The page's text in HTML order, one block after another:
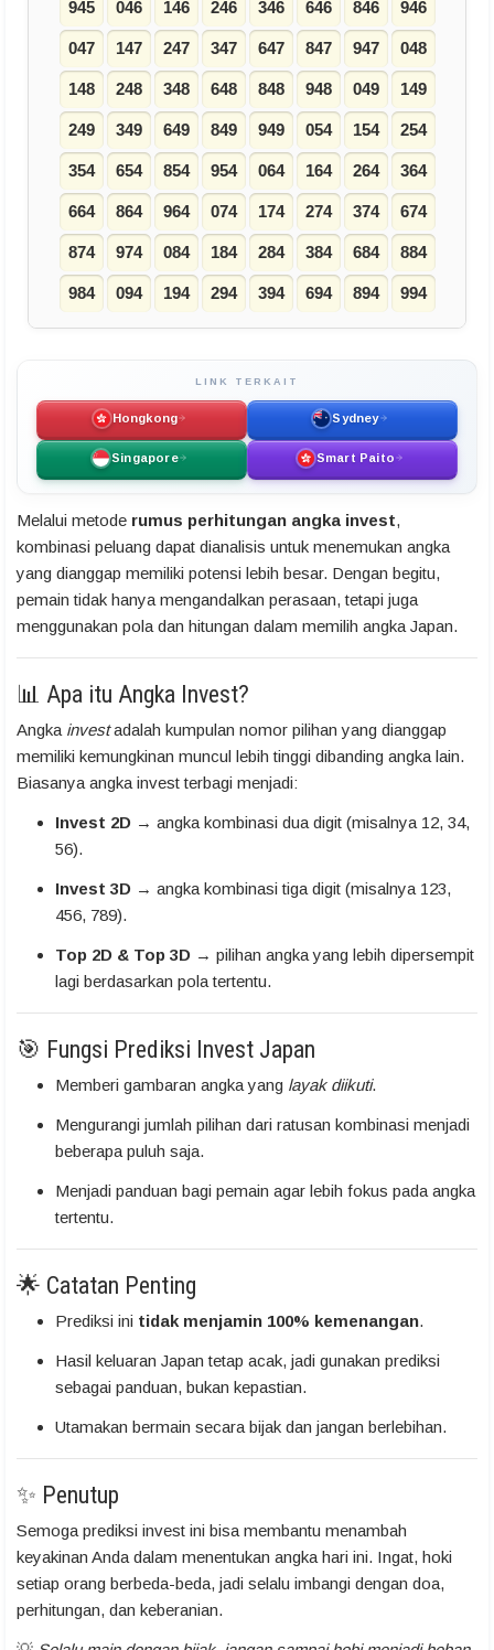
945 046 146 246 346 646 846 946
047 147 247 347 647 847 947 048
148 248 348 648 848 948 049 149
249 349 649 849 949 054 154 254
354 654 854 954 064 164 264 364
664 864 964 074 174 274 374 674
874 974 084 184 284 384 684 884
984 094 194 294 394 694 894 994
LINK TERKAIT
Hongkong Sydney
Singapore Smart Paito
Melalui metode rumus perhitungan angka invest,
kombinasi peluang dapat dianalisis untuk menemukan angka
yang dianggap memiliki potensi lebih besar. Dengan begitu,
pemain tidak hanya mengandalkan perasaan, tetapi juga
menggunakan pola dan hitungan dalam memilih angka Japan.
📊 Apa itu Angka Invest?
Angka investadalah kumpulan nomor pilihan yang dianggap
memiliki kemungkinan muncul lebih tinggi dibanding angka lain.
Biasanya angka invest terbagi menjadi:
Invest 2D → angka kombinasi dua digit (misalnya 12, 34,
56).
Invest 3D → angka kombinasi tiga digit (misalnya 123,
456, 789).
Top 2D & Top 3D → pilihan angka yang lebih dipersempit
lagi berdasarkan pola tertentu.
🎯 Fungsi Prediksi Invest Japan
Memberi gambaran angka yang layak diikuti.
Mengurangi jumlah pilihan dari ratusan kombinasi menjadi
beberapa puluh saja.
Menjadi panduan bagi pemain agar lebih fokus pada angka
tertentu.
🌟 Catatan Penting
Prediksi ini tidak menjamin 100% kemenangan.
Hasil keluaran Japan tetap acak, jadi gunakan prediksi
sebagai panduan, bukan kepastian.
Utamakan bermain secara bijak dan jangan berlebihan.
✨ Penutup
Semoga prediksi invest ini bisa membantu menambah
keyakinan Anda dalam menentukan angka hari ini. Ingat, hoki
setiap orang berbeda-beda, jadi selalu imbangi dengan doa,
perhitungan, dan keberanian.